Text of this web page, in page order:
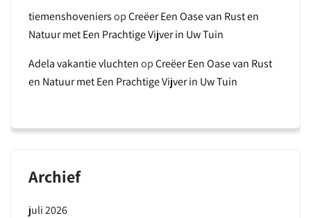
tiemenshoveniersopCreëer Een Oase van Rust en
Natuur met Een Prachtige Vijver in Uw Tuin
Adela vakantie vluchtenopCreëer Een Oase van Rust
en Natuur met Een Prachtige Vijver in Uw Tuin
Archief
juli 2026